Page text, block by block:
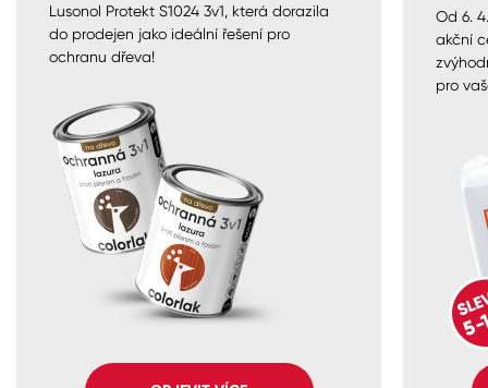
Lusonol Protekt S1024 3v1, která dorazila
do prodejen jako ideální řešení pro
ochranu dřeva!
Od 6.
akční
pro